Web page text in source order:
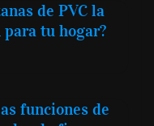
de PVC la
tu hogar?
funciones de